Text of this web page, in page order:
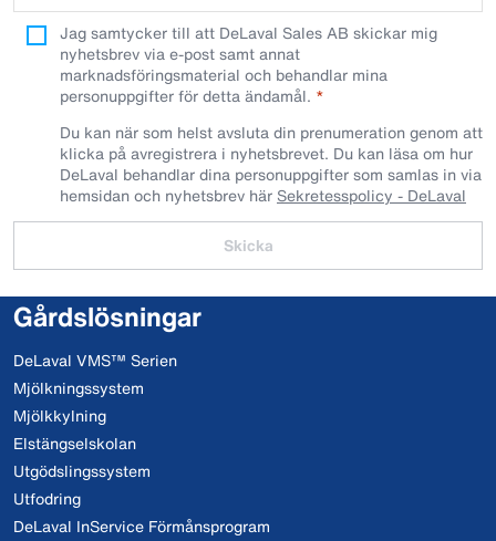
Jag samtycker till att DeLaval Sales AB skickar mig
nyhetsbrev via e-post samt annat
marknadsföringsmaterial och behandlar mina
personuppgifter för detta ändamål.
Du kan när som helst avsluta din prenumeration genom att
klicka på avregistrera i nyhetsbrevet. Du kan läsa om hur
DeLaval behandlar dina personuppgifter som samlas in via
hemsidan och nyhetsbrev här Sekretesspolicy - DeLaval
Skicka
Gårdslösningar
DeLaval VMS™ Serien
Mjölkningssystem
Mjölkkylning
Elstängselskolan
Utgödslingssystem
Utfodring
DeLaval InService Förmånsprogram